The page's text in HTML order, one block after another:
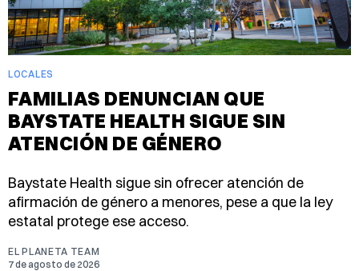
LOCALES
FAMILIAS DENUNCIAN QUE
BAYSTATE HEALTH SIGUE SIN
ATENCIÓN DE GÉNERO
Baystate Health sigue sin ofrecer atención de
afirmación de género a menores, pese a que la ley
estatal protege ese acceso.
EL PLANETA TEAM
7 de agosto de 2026